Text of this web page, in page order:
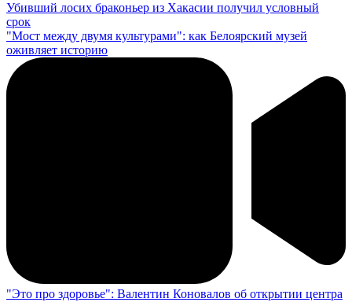
Убивший лосих браконьер из Хакасии получил условный
срок
"Мост между двумя культурами": как Белоярский музей
оживляет историю
"Это про здоровье": Валентин Коновалов об открытии центра